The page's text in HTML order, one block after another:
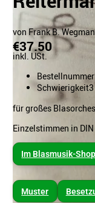
von Frank B.
€37.50
inkl. USt.
Bestellnummer
Schwierigkeit3
für großes
Einzelstimmen in
Im Blasmusik-
Muster